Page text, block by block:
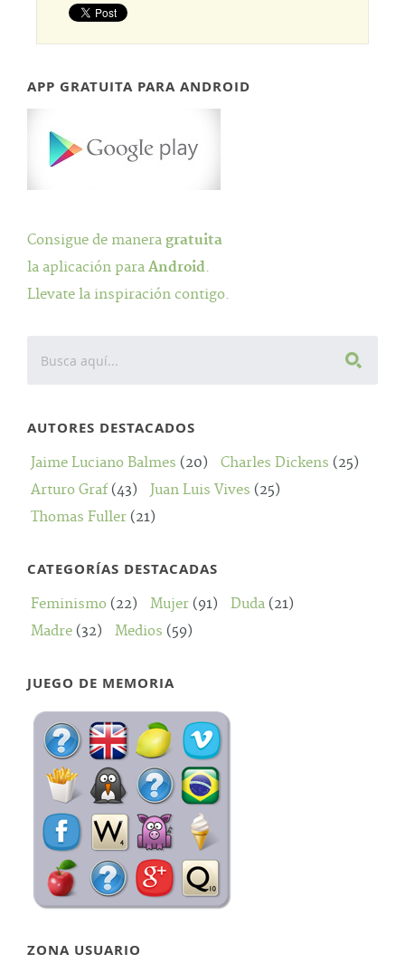
APP GRATUITA PARA ANDROID
Consigue de manera gratuita
la aplicación para Android.
Llevate la inspiración contigo.
AUTORES DESTACADOS
Jaime Luciano Balmes (20) Charles Dickens (25)
Arturo Graf(43) Juan Luis Vives (25)
Thomas Fuller (21)
CATEGORÍAS DESTACADAS
Feminismo (22) Mujer (91) Duda (21)
Madre (32) Medios (59)
JUEGO DE MEMORIA
ZONA USUARIO